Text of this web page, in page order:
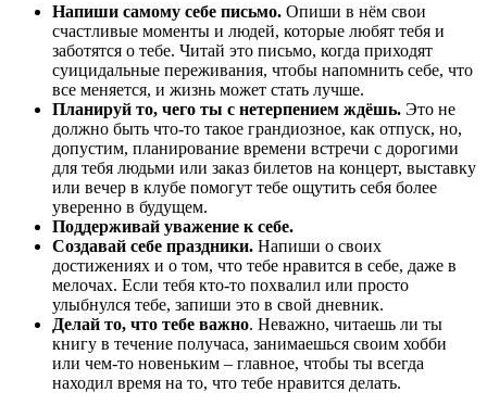
Напиши самому себе письмо. Опиши в нём свои
счастливые моменты и людей, которые любят тебя и
заботятся о тебе. Читай это письмо, когда приходят
суицидальные переживания, чтобы напомнить себе, что
все меняется, и жизнь может стать лучше.
Планируй то, чего ты с нетерпением ждёшь. Это не
должно быть что-то такое грандиозное, как отпуск, но,
допустим, планирование времени встречи с дорогими
для тебя людьми или заказ билетов на концерт, выставку
или вечер в клубе помогут тебе ощутить себя более
уверенно в будущем.
Поддерживай уважение к себе.
Создавай себе праздники. Напиши о своих
достижениях и о том, что тебе нравится в себе, даже в
мелочах. Если тебя кто-то похвалил или просто
улыбнулся тебе, запиши это в свой дневник.
Делай то, что тебе важно. Неважно, читаешь ли ты
книгу в течение получаса, занимаешься своим хобби
или чем-то новеньким – главное, чтобы ты всегда
находил время на то, что тебе нравится делать.